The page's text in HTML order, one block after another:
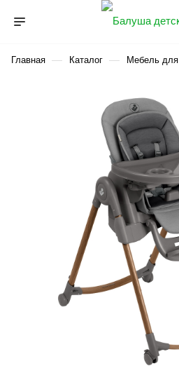
Главная — Каталог — Мебель